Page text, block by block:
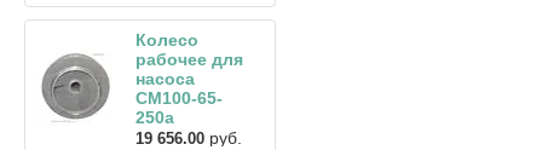
Колесо
рабочее для
насоса
СМ100-65-
250а
19 656.00 руб.